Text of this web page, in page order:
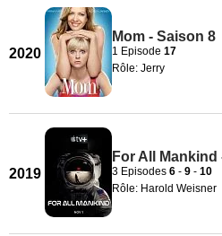
2020
Mom - Saison 8
1 Episode 17
Rôle: Jerry
2019
For All Mankind
3 Episodes 6 - 9 - 10
Rôle: Harold Weisner